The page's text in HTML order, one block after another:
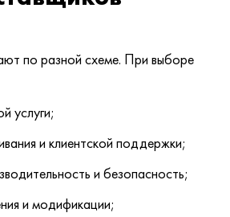
по разной схеме. При выборе
услуги;
и клиентской поддержки;
и безопасность;
и модификации;